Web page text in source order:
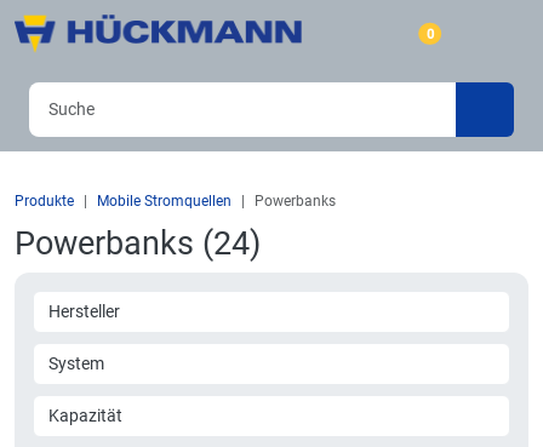
0
Produkte Mobile Stromquellen Powerbanks
Powerbanks (24)
Hersteller
System
Kapazität